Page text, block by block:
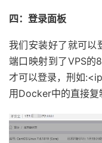
四：登录面板
我们安装好了就可以
端口映射到了VPS的
才可以登录，刑如
用Docker中的直接复